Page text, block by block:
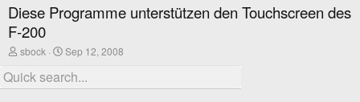
Diese Programme unterstützen den Touchscreen des
F-200
T
r
e
sbock
S
a
r
Sep 12, 2008